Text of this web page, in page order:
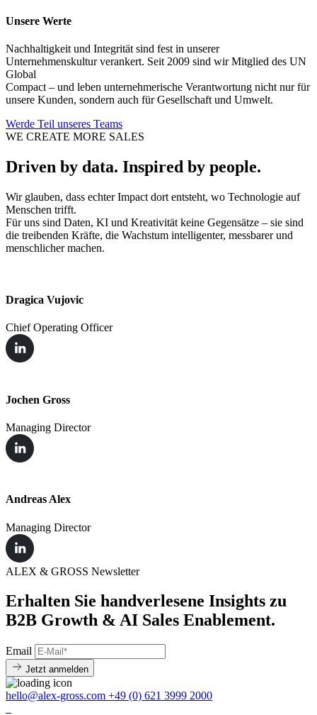
Unsere Werte
Nachhaltigkeit und Integrität sind fest in unserer
Unternehmenskultur verankert. Seit 2009 sind wir Mitglied des UN
Global
Compact – und leben unternehmerische Verantwortung nicht nur für
unsere Kunden, sondern auch für Gesellschaft und Umwelt.
Werde Teil unseres Teams
WE CREATE MORE SALES
Driven by data. Inspired by people.
Wir glauben, dass echter Impact dort entsteht, wo Technologie auf
Menschen trifft.
Für uns sind Daten, KI und Kreativität keine Gegensätze – sie sind
die treibenden Kräfte, die Wachstum intelligenter, messbarer und
menschlicher machen.
Dragica Vujovic
Chief Operating Officer
Jochen Gross
Managing Director
Andreas Alex
Managing Director
ALEX & GROSS Newsletter
Erhalten Sie handverlesene Insights zu
B2B Growth & AI Sales Enablement.
Email
Jetzt anmelden
hello@alex-gross.com +49 (0) 621 3999 2000